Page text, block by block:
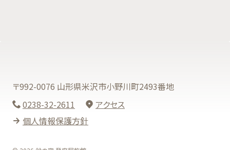
〒992-0076 山形県米沢市小野川町2493番地
0238-32-2611
アクセス
個人情報保護方針